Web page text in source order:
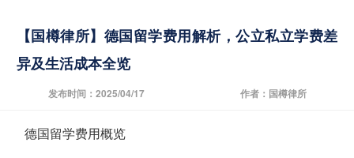
【国樽律所】德国留学费用解析，公立私立学费差
异及生活成本全览
发布时间：2025/04/17 作者：国樽律所
德国留学费用概览